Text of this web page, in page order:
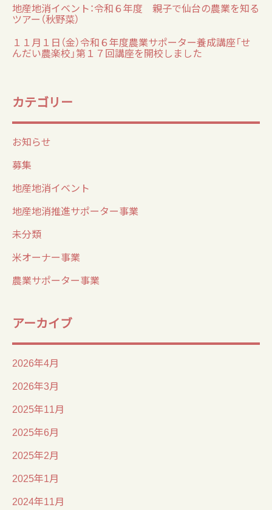
地産地消イベント：令和６年度 親子で仙台の農業を知る
ツアー（秋野菜）
１１月１日（金）令和６年度農業サポーター養成講座「せ
んだい農楽校」第１７回講座を開校しました
カテゴリー
お知らせ
募集
地産地消イベント
地産地消推進サポーター事業
未分類
米オーナー事業
農業サポーター事業
アーカイブ
2026年4月
2026年3月
2025年11月
2025年6月
2025年2月
2025年1月
2024年11月